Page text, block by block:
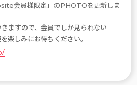
会員様限定」のPHOTOを更新しま
ますので、会員でしか見られない
楽しみにお待ちください。